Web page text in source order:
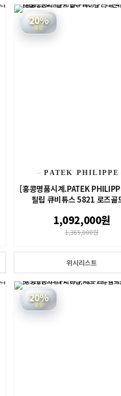
20%
할인
PATEK PHILIPPE
[홍콩명품시계.PATEK
필립 큐비튜스 5821 로즈골
1,092,000원
1,365,000원
위시리스트
20%
할인